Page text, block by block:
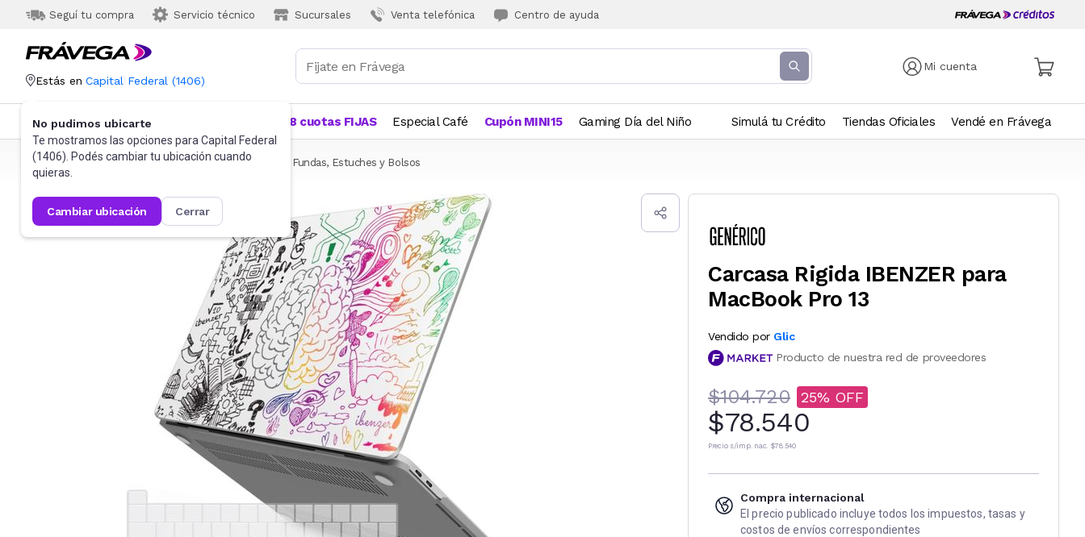
Seguí tu compra Servicio técnico Sucursales Venta telefónica Centro de ayuda
Mi cuenta
Estás en Capital Federal (1406)
No pudimos ubicarte
Te mostramos las opciones para Capital Federal
(1406). Podés cambiar tu ubicación cuando
quieras.
cambiar ubicación cerrar
Categorías Más Vendidos 18 cuotas FIJAS Especial Café Cupón MINI15 Gaming Día del Niño Simulá tu Crédito Tiendas Oficiales Vendé en Frávega
Frávega Informática Accesorios de Informática Fundas, Estuches y Bolsos
Carcasa Rigida IBENZER para
MacBook Pro 13
Vendido por Glic
Producto de nuestra red de proveedores
$104.720 25
$78.540
Precio s/imp. nac. $78.540
Compra internacional
El precio publicado incluye todos los impuestos, tasas y
costos de envíos correspondientes